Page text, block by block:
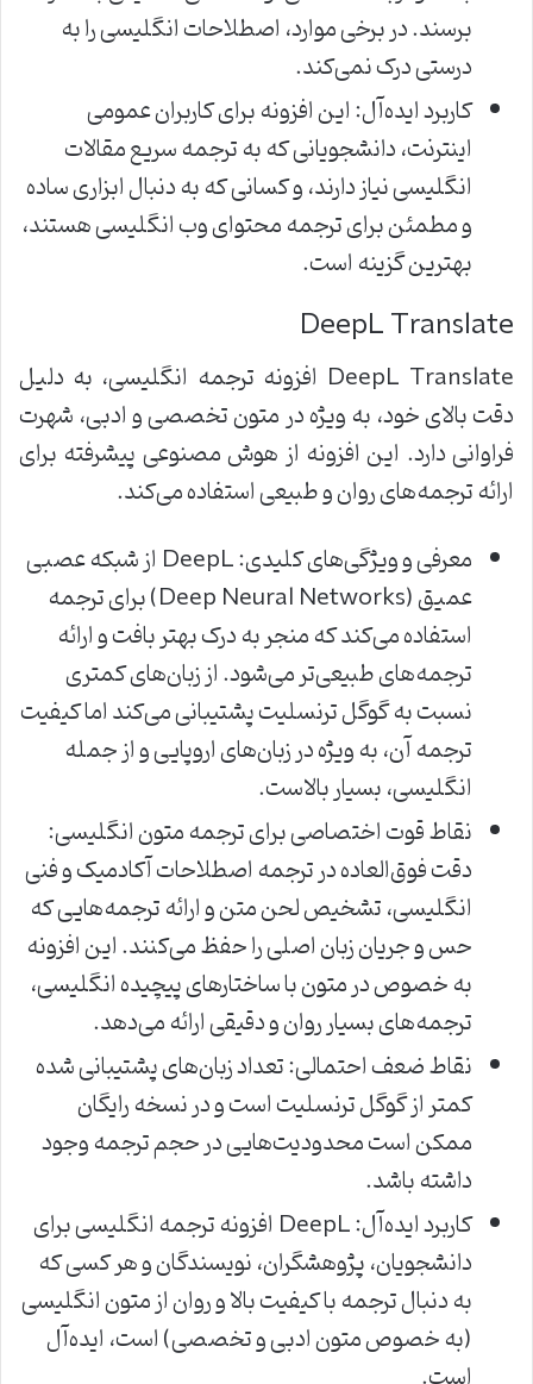
برسند. در برخی موارد، اصطلاحات انگلیسی را به
درستی درک نمی‌کند.
کاربرد ایده‌آل: این افزونه برای کاربران عمومی
اینترنت، دانشجویانی که به ترجمه سریع مقالات
انگلیسی نیاز دارند، و کسانی که به دنبال ابزاری ساده
و مطمئن برای ترجمه محتوای وب انگلیسی هستند،
بهترین گزینه است.
DeepL Translate
DeepL Translate افزونه ترجمه انگلیسی، به دلیل
دقت بالای خود، به ویژه در متون تخصصی و ادبی، شهرت
فراوانی دارد. این افزونه از هوش مصنوعی پیشرفته برای
ارائه ترجمه‌های روان و طبیعی استفاده می‌کند.
معرفی و ویژگی‌های کلیدی: DeepL از شبکه عصبی
عمیق (Deep Neural Networks) برای ترجمه
استفاده می‌کند که منجر به درک بهتر بافت و ارائه
ترجمه‌های طبیعی‌تر می‌شود. از زبان‌های کمتری
نسبت به گوگل ترنسلیت پشتیبانی می‌کند اما کیفیت
ترجمه آن، به ویژه در زبان‌های اروپایی و از جمله
انگلیسی، بسیار بالاست.
نقاط قوت اختصاصی برای ترجمه متون انگلیسی:
دقت فوق‌العاده در ترجمه اصطلاحات آکادمیک و فنی
انگلیسی، تشخیص لحن متن و ارائه ترجمه‌هایی که
حس و جریان زبان اصلی را حفظ می‌کنند. این افزونه
به خصوص در متون با ساختارهای پیچیده انگلیسی،
ترجمه‌های بسیار روان و دقیقی ارائه می‌دهد.
نقاط ضعف احتمالی: تعداد زبان‌های پشتیبانی شده
کمتر از گوگل ترنسلیت است و در نسخه رایگان
ممکن است محدودیت‌هایی در حجم ترجمه وجود
داشته باشد.
کاربرد ایده‌آل: DeepL افزونه ترجمه انگلیسی برای
دانشجویان، پژوهشگران، نویسندگان و هر کسی که
به دنبال ترجمه با کیفیت بالا و روان از متون انگلیسی
(به خصوص متون ادبی و تخصصی) است، ایده‌آل